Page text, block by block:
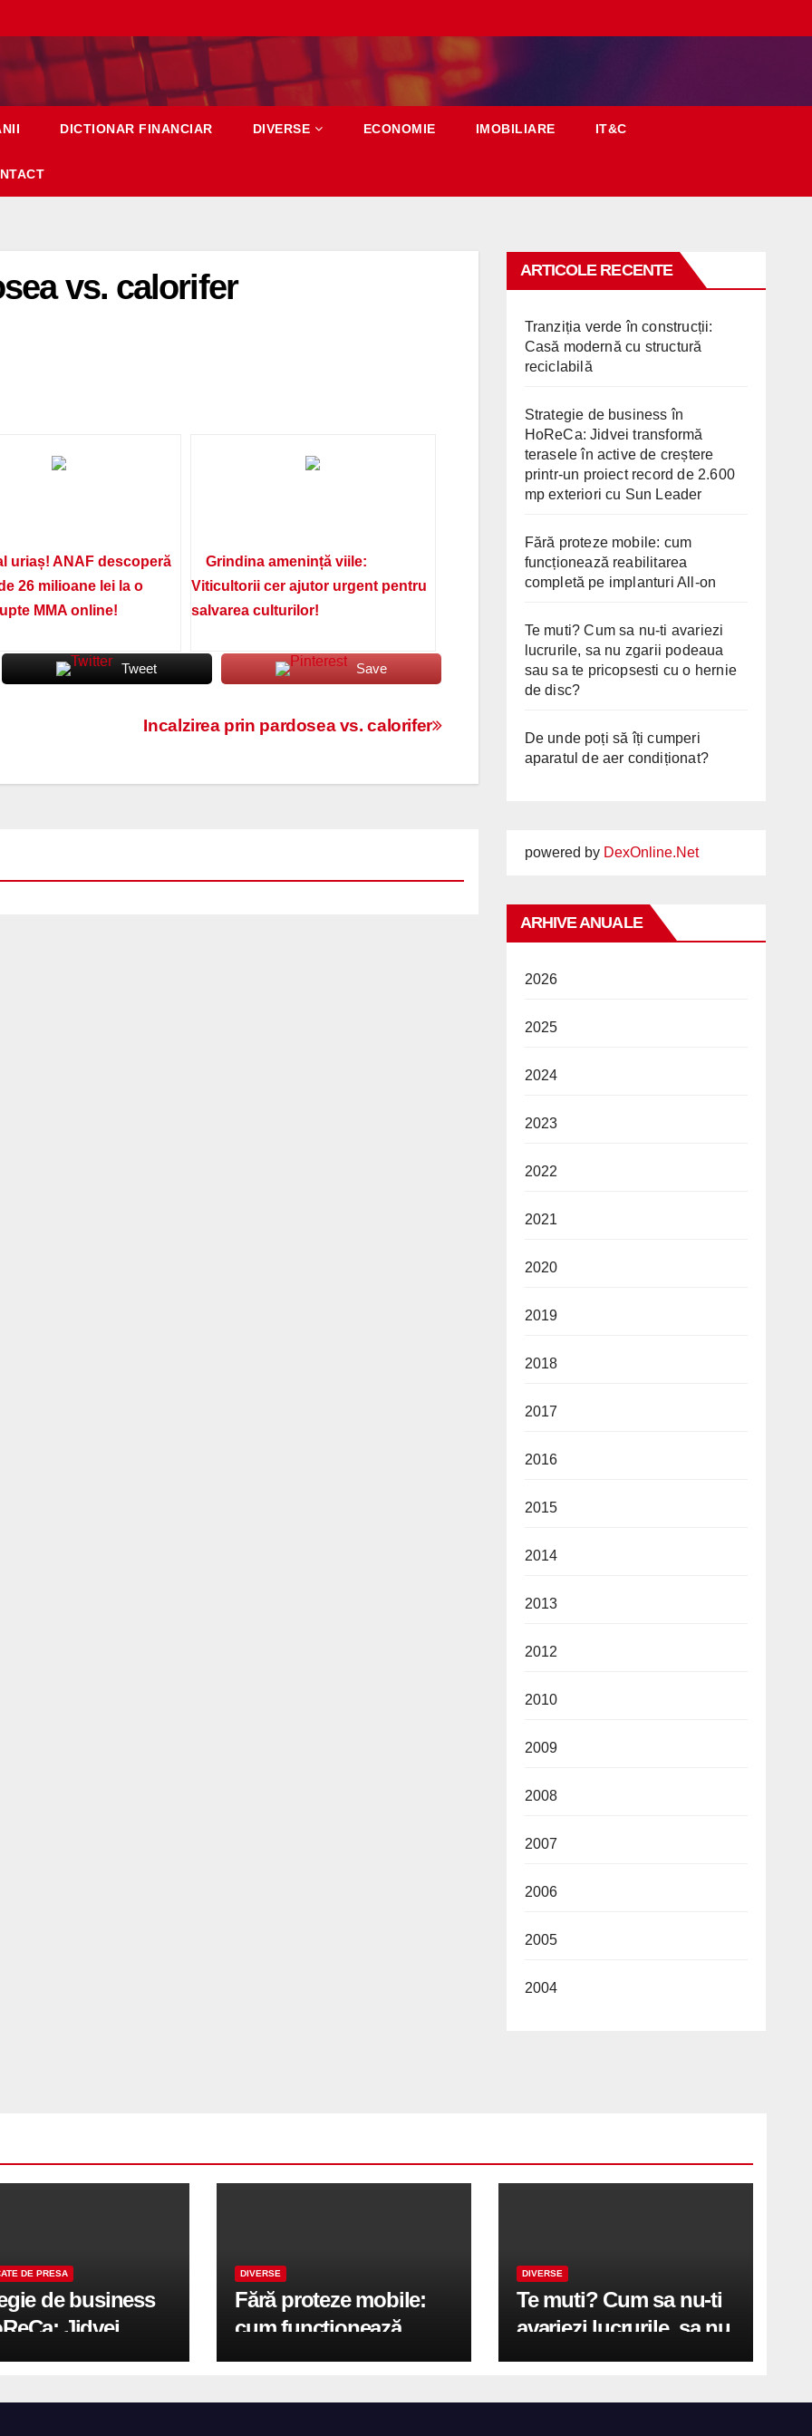
DICTIONAR FINANCIAR DIVERSE ECONOMIE IMOBILIARE IT&C
vs. calorifer
uriaș! ANAF descoperă
26 milioane lei la o
MMA online!
Grindina amenință viile:
Viticultorii cer ajutor urgent pentru
salvarea culturilor!
Tweet Save
Incalzirea prin pardosea vs. calorifer
ARTICOLE RECENTE
Tranziția verde în construcții:
Casă modernă cu structură
reciclabilă
Strategie de business în
HoReCa: Jidvei transformă
terasele în active de creștere
printr-un proiect record de 2.600
mp exteriori cu Sun Leader
Fără proteze mobile: cum
funcționează reabilitarea
completă pe implanturi All-on
Te muti? Cum sa nu-ti avariezi
lucrurile, sa nu zgarii podeaua
sau sa te pricopsesti cu o hernie
de disc?
De unde poți să îți cumperi
aparatul de aer condiționat?
powered by DexOnline.Net
ARHIVE ANUALE
2026
2025
2024
2023
2022
2021
2020
2019
2018
2017
2016
2015
2014
2013
2012
2010
2009
2008
2007
2006
2005
2004
DE PRESA
de business
Jidvei
terasele în
DIVERSE
Fără proteze mobile:
cum funcționează
reabilitarea completă
DIVERSE
Te muti? Cum sa nu-ti
avariezi lucrurile, sa nu
zgarii podeaua sau sa